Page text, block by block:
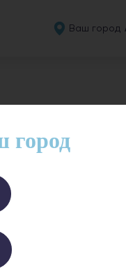
город
Ваш город
Датчик
Датчик
концентрацию
также
параметры вы
управление